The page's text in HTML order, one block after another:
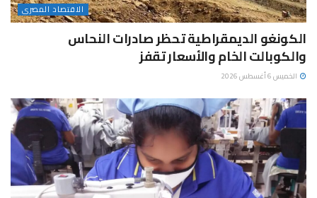
الاقتصاد المصرى
الكونغو الديمقراطية تحظر صادرات النحاس
والكوبالت الخام والأسعار تقفز
الخميس 6 أغسطس 2026